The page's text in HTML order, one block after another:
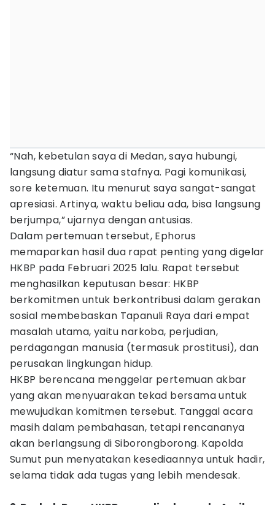
“Nah, kebetulan saya di Medan, saya hubungi,
langsung diatur sama stafnya. Pagi komunikasi,
sore ketemuan. Itu menurut saya sangat-sangat
apresiasi. Artinya, waktu beliau ada, bisa langsung
berjumpa,” ujarnya dengan antusias.
Dalam pertemuan tersebut, Ephorus
memaparkan hasil dua rapat penting yang digelar
HKBP pada Februari 2025 lalu. Rapat tersebut
menghasilkan keputusan besar: HKBP
berkomitmen untuk berkontribusi dalam gerakan
sosial membebaskan Tapanuli Raya dari empat
masalah utama, yaitu narkoba, perjudian,
perdagangan manusia (termasuk prostitusi), dan
perusakan lingkungan hidup.
HKBP berencana menggelar pertemuan akbar
yang akan menyuarakan tekad bersama untuk
mewujudkan komitmen tersebut. Tanggal acara
masih dalam pembahasan, tetapi rencananya
akan berlangsung di Siborongborong. Kapolda
Sumut pun menyatakan kesediaannya untuk hadir,
selama tidak ada tugas yang lebih mendesak.